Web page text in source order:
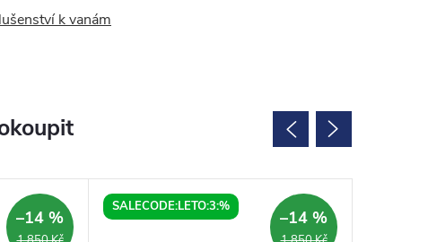
k vanám
–14 %
SALECODE:LETO:3:%
–14 %